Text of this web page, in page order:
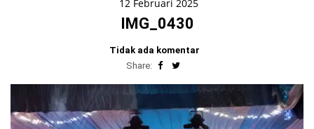
12 Februari 2025
IMG_0430
Tidak ada komentar
Share: